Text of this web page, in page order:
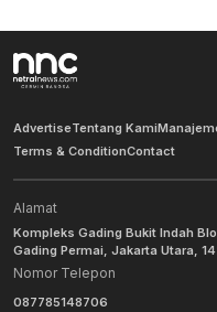
AdvertiseTentang Kami
Terms & ConditionContact
Alamat
Kompleks Gading Bukit Indah
Gading Permai, Jakarta Utara,
Nomor Telepon
087785148706